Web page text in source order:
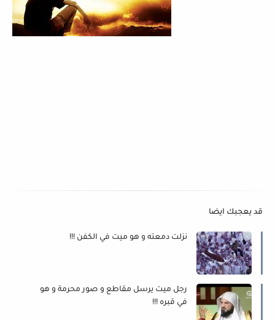
قد يعجبك ايضا
نزلت دمعته و هو ميت في الكفن !!!
رجل ميت يرسل مقاطع و صور محرمة و هو
في قبره !!!